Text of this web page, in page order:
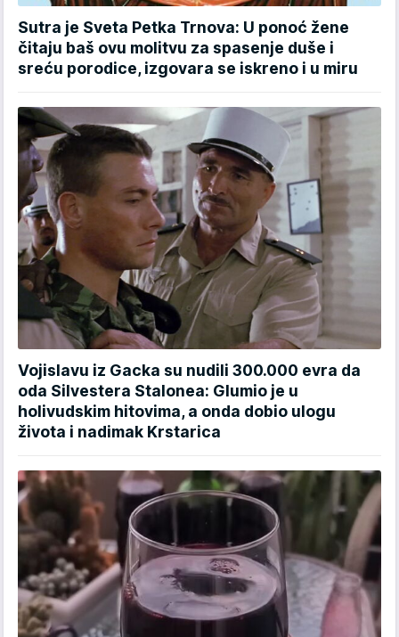
Sutra je Sveta Petka Trnova: U ponoć žene
čitaju baš ovu molitvu za spasenje duše i
sreću porodice, izgovara se iskreno i u miru
Vojislavu iz Gacka su nudili 300.000 evra da
oda Silvestera Stalonea: Glumio je u
holivudskim hitovima, a onda dobio ulogu
života i nadimak Krstarica